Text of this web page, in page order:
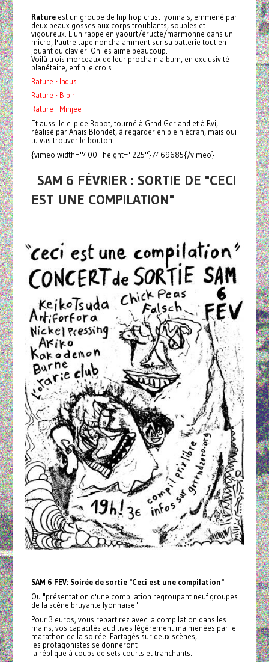
Ratureest un groupe de hip hop crust lyonnais, emmené par
deux beaux gosses aux corps troublants, souples et
vigoureux. L'un rappe en yaourt/éructe/marmonne dans un
micro, l'autre tape nonchalamment sur sa batterie tout en
jouant du clavier. On les aime beaucoup.
Voilà trois morceaux de leur prochain album, en exclusivité
planétaire, enfin je crois.
Rature - Indus
Rature - Bibir
Rature - Minjee
Et aussi le clip de Robot, tourné à Grnd Gerland et à Rvi,
réalisé par Anaïs Blondet, à regarder en plein écran, mais oui
tu vas trouver le bouton :
{vimeo width="400" height="225"}7469685{/vimeo}
SAM 6 FÉVRIER : SORTIE DE "CECI
EST UNE COMPILATION"
SAM 6 FEV: Soirée de sortie "Ceci est une compilation"
Ou "présentation d'une compilation regroupant neuf groupes
de la scène bruyante lyonnaise".
Pour 3 euros, vous repartirez avec la compilation dans les
mains, vos capacités auditives légèrement malmenées par le
marathon de la soirée. Partagés sur deux scènes,
les protagonistes se donneront
la réplique à coups de sets courts et tranchants.